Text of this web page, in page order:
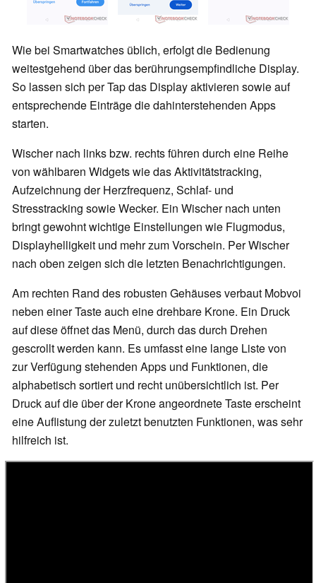
Wie bei Smartwatches üblich, erfolgt die Bedienung
weitestgehend über das berührungsempfindliche Display.
So lassen sich per Tap das Display aktivieren sowie auf
entsprechende Einträge die dahinterstehenden Apps
starten.
Wischer nach links bzw. rechts führen durch eine Reihe
von wählbaren Widgets wie das Aktivitätstracking,
Aufzeichnung der Herzfrequenz, Schlaf- und
Stresstracking sowie Wecker. Ein Wischer nach unten
bringt gewohnt wichtige Einstellungen wie Flugmodus,
Displayhelligkeit und mehr zum Vorschein. Per Wischer
nach oben zeigen sich die letzten Benachrichtigungen.
Am rechten Rand des robusten Gehäuses verbaut Mobvoi
neben einer Taste auch eine drehbare Krone. Ein Druck
auf diese öffnet das Menü, durch das durch Drehen
gescrollt werden kann. Es umfasst eine lange Liste von
zur Verfügung stehenden Apps und Funktionen, die
alphabetisch sortiert und recht unübersichtlich ist. Per
Druck auf die über der Krone angeordnete Taste erscheint
eine Auflistung der zuletzt benutzten Funktionen, was sehr
hilfreich ist.